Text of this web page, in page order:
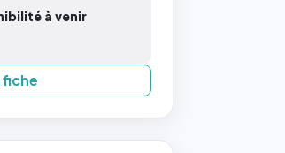
à venir
fiche